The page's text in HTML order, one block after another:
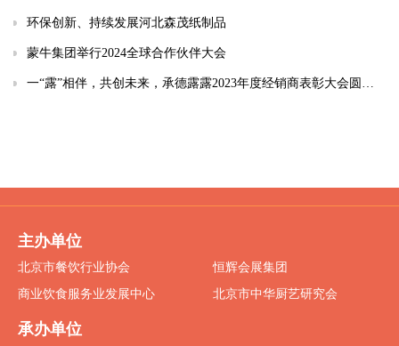
环保创新、持续发展河北森茂纸制品
蒙牛集团举行2024全球合作伙伴大会
一“露”相伴，共创未来，承德露露2023年度经销商表彰大会圆满落幕
主办单位
北京市餐饮行业协会
恒辉会展集团
商业饮食服务业发展中心
北京市中华厨艺研究会
承办单位